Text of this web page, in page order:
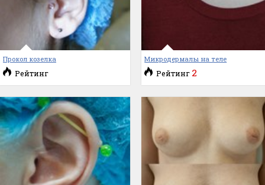
Прокол козелка
Рейтинг
Микродермалы на теле
Рейтинг 2